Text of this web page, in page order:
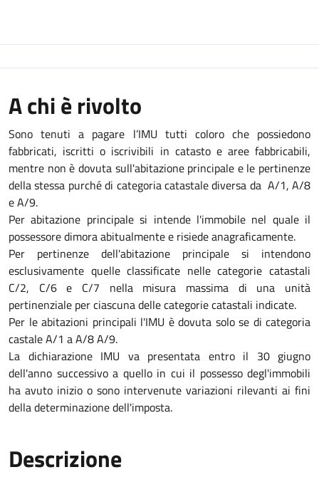
A chi è rivolto
Sono tenuti a pagare l’IMU tutti coloro che possiedono
fabbricati, iscritti o iscrivibili in catasto e aree fabbricabili,
mentre non è dovuta sull'abitazione principale e le pertinenze
della stessa purché di categoria catastale diversa da A/1, A/8
e A/9.
Per abitazione principale si intende l'immobile nel quale il
possessore dimora abitualmente e risiede anagraficamente.
Per pertinenze dell'abitazione principale si intendono
esclusivamente quelle classificate nelle categorie catastali
C/2, C/6 e C/7 nella misura massima di una unità
pertinenziale per ciascuna delle categorie catastali indicate.
Per le abitazioni principali l'IMU è dovuta solo se di categoria
castale A/1 a A/8 A/9.
La dichiarazione IMU va presentata entro il 30 giugno
dell'anno successivo a quello in cui il possesso degl'immobili
ha avuto inizio o sono intervenute variazioni rilevanti ai fini
della determinazione dell'imposta.
Descrizione